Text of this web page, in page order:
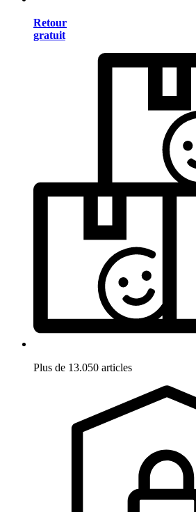
Retour
gratuit
Plus de 13.050 articles